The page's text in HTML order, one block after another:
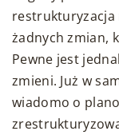
restrukturyzacja
żadnych zmian,
Pewne jest
zmieni. Już w
wiadomo o